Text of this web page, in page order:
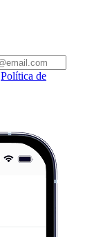
Política de